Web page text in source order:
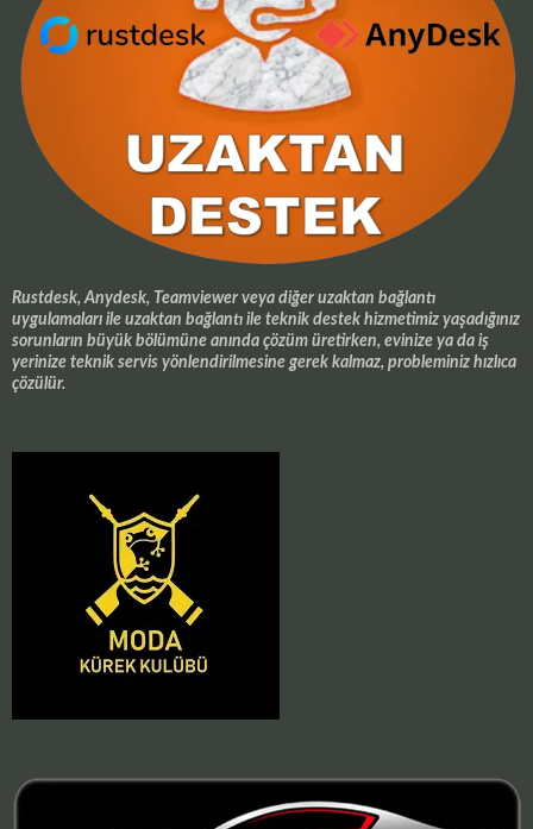
Rustdesk, Anydesk, Teamviewer veya diğer uzaktan bağlantı
uygulamaları ile uzaktan bağlantı ile teknik destek hizmetimiz yaşadığınız
sorunların büyük bölümüne anında çözüm üretirken, evinize ya da iş
yerinize teknik servis yönlendirilmesine gerek kalmaz, probleminiz hızlıca
çözülür.